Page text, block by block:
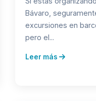
Bávaro,
excursiones en
pero el...
Leer más